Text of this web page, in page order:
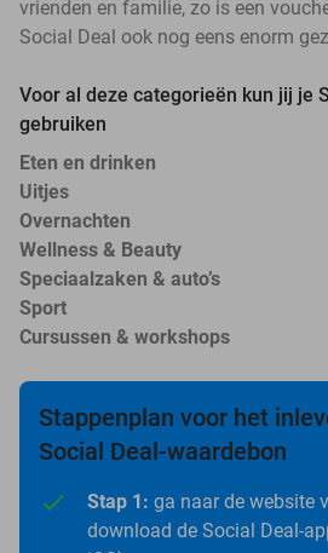
vrienden en familie, zo is een
Social Deal ook nog eens enorm
Voor al deze categorieën kun jij je
gebruiken
Eten en drinken
Uitjes
Overnachten
Wellness & Beauty
Speciaalzaken & auto’s
Sport
Cursussen & workshops
Stappenplan voor het
Social Deal-waardebon
Stap 1: ga naar de website
download de Social Deal-